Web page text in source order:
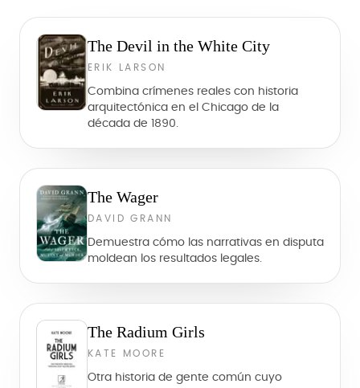
The Devil in the White City
ERIK LARSON
Combina crímenes reales con historia
arquitectónica en el Chicago de la
década de 1890.
The Wager
DAVID GRANN
Demuestra cómo las narrativas en disputa
moldean los resultados legales.
The Radium Girls
KATE MOORE
Otra historia de gente común cuyo